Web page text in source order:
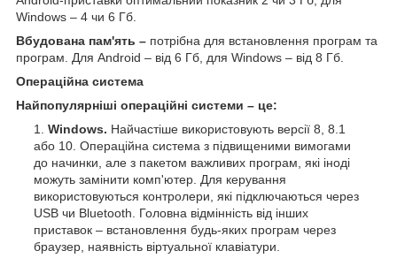
Windows – 4 чи 6 Гб.
Вбудована пам'ять – потрібна для встановлення програм та
програм. Для Android – від 6 Гб, для Windows – від 8 Гб.
Операційна система
Найпопулярніші операційні системи – це:
Windows. Найчастіше використовують версії 8, 8.1
або 10. Операційна система з підвищеними вимогами
до начинки, але з пакетом важливих програм, які іноді
можуть замінити комп'ютер. Для керування
використовуються контролери, які підключаються через
USB чи Bluetooth. Головна відмінність від інших
приставок – встановлення будь-яких програм через
браузер, наявність віртуальної клавіатури.